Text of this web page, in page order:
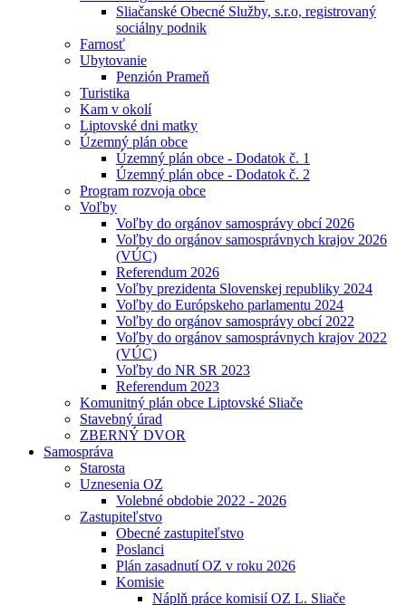
Sliačanské Obecné Služby, s.r.o, registrovaný
sociálny podnik
Farnosť
Ubytovanie
Penzión Prameň
Turistika
Kam v okolí
Liptovské dni matky
Územný plán obce
Územný plán obce - Dodatok č. 1
Územný plán obce - Dodatok č. 2
Program rozvoja obce
Voľby
Voľby do orgánov samosprávy obcí 2026
Voľby do orgánov samosprávnych krajov 2026
(VÚC)
Referendum 2026
Voľby prezidenta Slovenskej republiky 2024
Voľby do Európskeho parlamentu 2024
Voľby do orgánov samosprávy obcí 2022
Voľby do orgánov samosprávnych krajov 2022
(VÚC)
Voľby do NR SR 2023
Referendum 2023
Komunitný plán obce Liptovské Sliače
Stavebný úrad
ZBERNÝ DVOR
Samospráva
Starosta
Uznesenia OZ
Volebné obdobie 2022 - 2026
Zastupiteľstvo
Obecné zastupiteľstvo
Poslanci
Plán zasadnutí OZ v roku 2026
Komisie
Náplň práce komisií OZ L. Sliače